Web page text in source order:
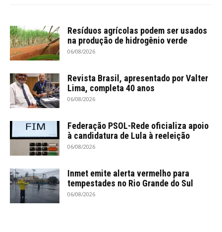
Resíduos agrícolas podem ser usados
na produção de hidrogênio verde
06/08/2026
Revista Brasil, apresentado por Valter
Lima, completa 40 anos
06/08/2026
Federação PSOL-Rede oficializa apoio
à candidatura de Lula à reeleição
06/08/2026
Inmet emite alerta vermelho para
tempestades no Rio Grande do Sul
06/08/2026